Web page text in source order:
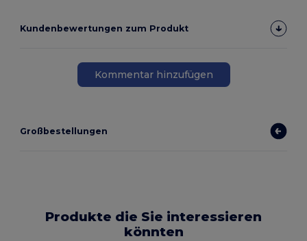
Kundenbewertungen zum Produkt
Kommentar hinzufügen
Großbestellungen
Produkte die Sie interessieren
könnten